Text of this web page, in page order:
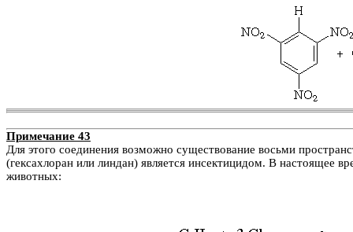
Примечание 43
Для этого соединения возможно существование восьми
(гексахлоран или линдан) является инсектицидом. В настоящее
животных: